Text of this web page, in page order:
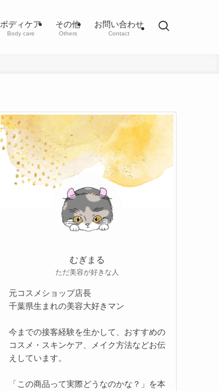
ボディケア
Body care
その他
Others
お問い合わせ
Contact
むぎまる
ただ美容が好きな人
元コスメショップ店長
千葉県生まれの美容大好きマン
今までの接客経験を生かして、おすすめの
コスメ・スキンケア、メイク方法などお伝
えしています。
「この商品って実際どうなのかな？」を本